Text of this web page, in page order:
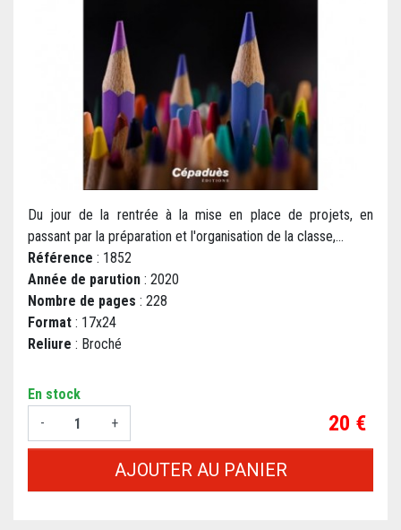
Du jour de la rentrée à la mise en place de projets, en
passant par la préparation et l'organisation de la classe,...
Référence : 1852
Année de parution : 2020
Nombre de pages : 228
Format : 17x24
Reliure : Broché
En stock
-
+ Prix
20 €
AJOUTER AU PANIER